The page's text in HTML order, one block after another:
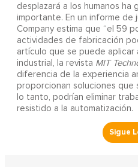
desplazará a los humanos ha
importante. En un informe de
Company estima que “el 59
actividades de fabricación
artículo que se puede aplicar
industrial, la revista MIT
diferencia de la experiencia
proporcionan soluciones que
lo tanto, podrían eliminar
resistido a la automatización.